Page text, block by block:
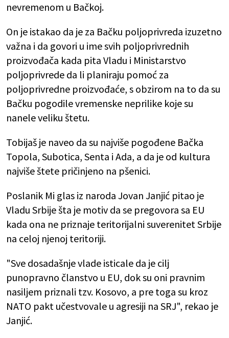
nevremenom u Bačkoj.
On je istakao da je za Bačku poljoprivreda izuzetno
važna i da govori u ime svih poljoprivrednih
proizvođača kada pita Vladu i Ministarstvo
poljoprivrede da li planiraju pomoć za
poljoprivredne proizvođaće, s obzirom na to da su
Bačku pogodile vremenske neprilike koje su
nanele veliku štetu.
Tobijaš je naveo da su najviše pogođene Bačka
Topola, Subotica, Senta i Ada, a da je od kultura
najviše štete pričinjeno na pšenici.
Poslanik Mi glas iz naroda Jovan Janjić pitao je
Vladu Srbije šta je motiv da se pregovora sa EU
kada ona ne priznaje teritorijalni suverenitet Srbije
na celoj njenoj teritoriji.
"Sve dosadašnje vlade isticale da je cilj
punopravno članstvo u EU, dok su oni pravnim
nasiljem priznali tzv. Kosovo, a pre toga su kroz
NATO pakt učestvovale u agresiji na SRJ", rekao je
Janjić.